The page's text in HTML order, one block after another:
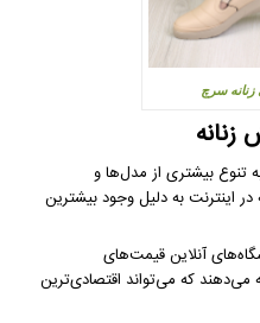
سرچ
زنانه
تنوع بیشتری از مدل‌ها و
اینترنت به دلیل وجود بیشترین
آنلاین قیمت‌های
می‌دهند که می‌تواند اقتصادی‌ترین